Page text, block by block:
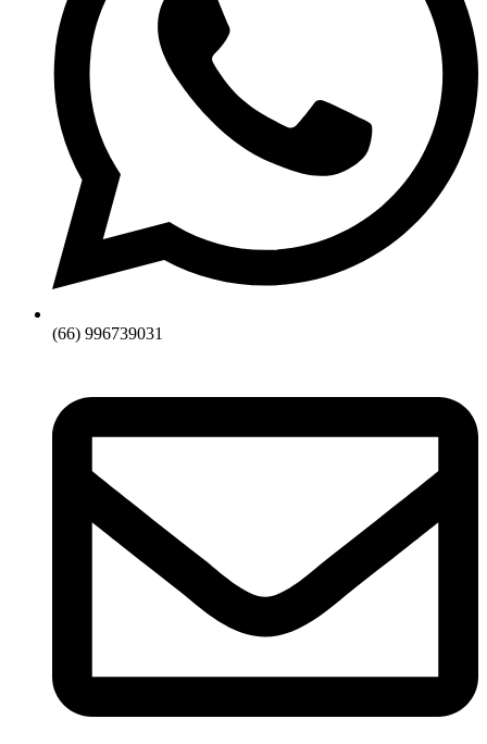
(66) 996739031